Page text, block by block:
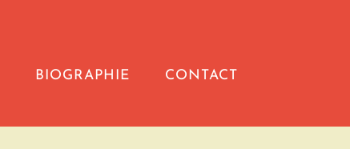
BIOGRAPHIE CONTACT